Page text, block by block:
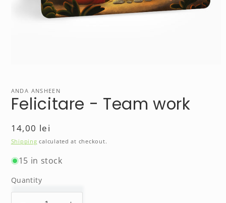
in
modal
ANDA ANSHEEN
Felicitare - Team work
Regular
price
14,00 lei
Shipping calculated at checkout.
15 in stock
Quantity